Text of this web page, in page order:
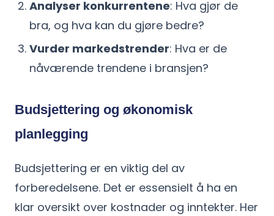
Analyser konkurrentene: Hva gjør de
bra, og hva kan du gjøre bedre?
Vurder markedstrender: Hva er de
nåværende trendene i bransjen?
Budsjettering og økonomisk
planlegging
Budsjettering er en viktig del av
forberedelsene. Det er essensielt å ha en
klar oversikt over kostnader og inntekter. Her